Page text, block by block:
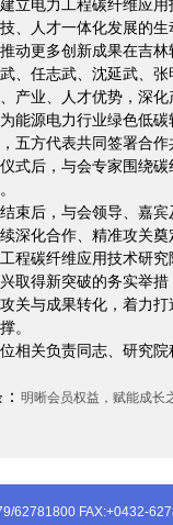
立电力工程碳纤维应
、人才一体化发展的
动更多创新成果在吉
、任志武、沈延武、
产业、人才优势，深
能源电力行业绿色低
五方代表共同签署合
式后，与会专家围绕
束后，与会领导、嘉
深化合作、精准攻关
程碳纤维应用技术研
取得新突破的务实举
关与成果转化，着力
。
相关负责同志、研究
明晰会员权益，赋能成
62781800 FAX:+0432-